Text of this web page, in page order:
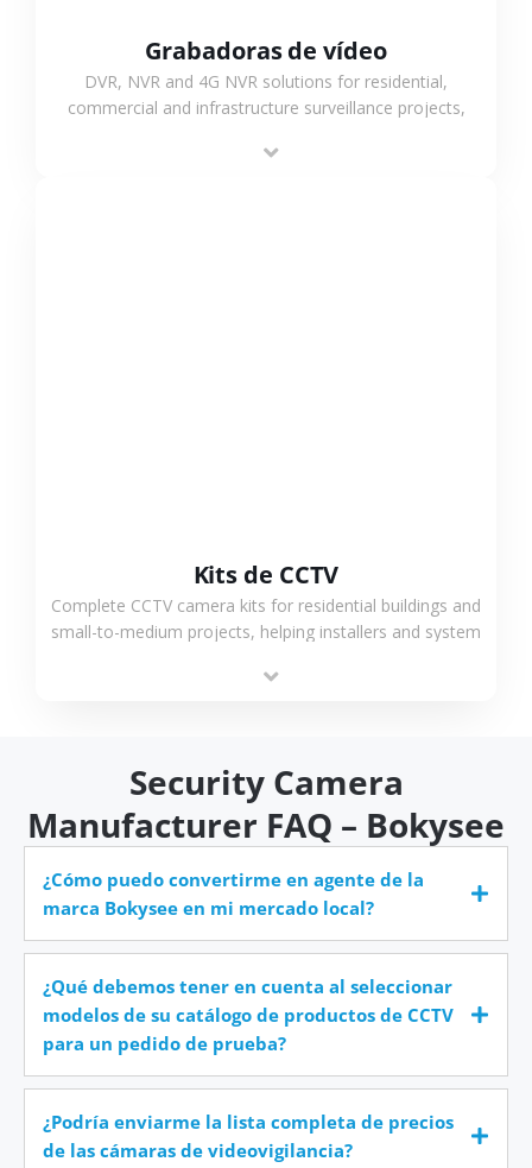
Grabadoras de vídeo
DVR, NVR and 4G NVR solutions for residential,
commercial and infrastructure surveillance projects,
Kits de CCTV
Complete CCTV camera kits for residential buildings and
small-to-medium projects, helping installers and system
time.
Security Camera
Manufacturer FAQ – Bokysee
¿Cómo puedo convertirme en agente de la
marca Bokysee en mi mercado local?
¿Qué debemos tener en cuenta al seleccionar
modelos de su catálogo de productos de CCTV
para un pedido de prueba?
¿Podría enviarme la lista completa de precios
de las cámaras de videovigilancia?